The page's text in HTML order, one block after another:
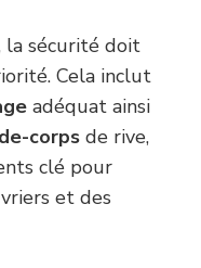
la sécurité doit
Cela inclut
adéquat ainsi
corps de rive,
clé pour
et des